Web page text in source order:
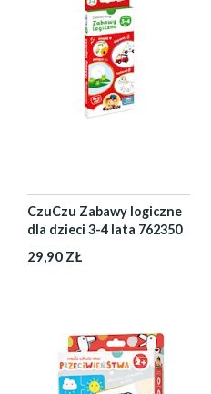
CzuCzu Zabawy logiczne
dla dzieci 3-4 lata 762350
29,90 ZŁ